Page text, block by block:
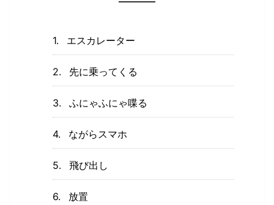
エスカレーター
先に乗ってくる
ふにゃふにゃ喋る
ながらスマホ
飛び出し
放置